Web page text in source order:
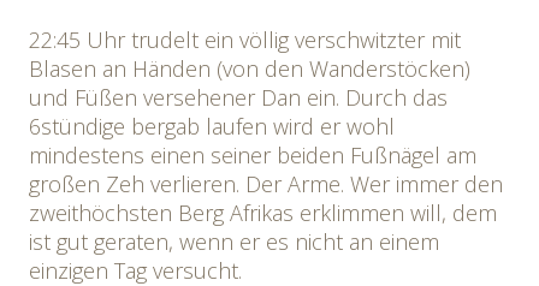
22:45 Uhr trudelt ein völlig verschwitzter mit
Blasen an Händen (von den Wanderstöcken)
und Füßen versehener Dan ein. Durch das
6stündige bergab laufen wird er wohl
mindestens einen seiner beiden Fußnägel am
großen Zeh verlieren. Der Arme. Wer immer den
zweithöchsten Berg Afrikas erklimmen will, dem
ist gut geraten, wenn er es nicht an einem
einzigen Tag versucht.